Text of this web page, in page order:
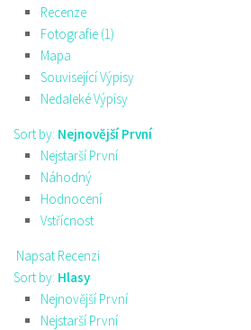
Recenze
Fotografie (1)
Mapa
Související Výpisy
Nedaleké Výpisy
Sort by: Nejnovější První
Nejstarší První
Náhodný
Hodnocení
Vstřícnost
Napsat Recenzi
Sort by: Hlasy
Nejnovější První
Nejstarší První